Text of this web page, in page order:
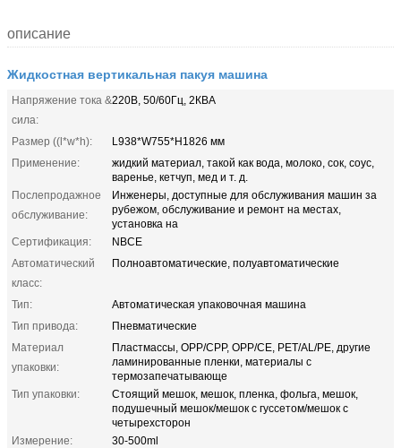
описание
Жидкостная вертикальная пакуя машина
Напряжение тока &
сила:
220В, 50/60Гц, 2КВА
Размер ((l*w*h):
L938*W755*H1826 мм
Применение:
жидкий материал, такой как вода, молоко, сок, соус,
варенье, кетчуп, мед и т. д.
Послепродажное
обслуживание:
Инженеры, доступные для обслуживания машин за
рубежом, обслуживание и ремонт на местах,
установка на
Сертификация:
NBCE
Автоматический
класс:
Полноавтоматические, полуавтоматические
Тип:
Автоматическая упаковочная машина
Тип привода:
Пневматические
Материал
упаковки:
Пластмассы, OPP/CPP, OPP/CE, PET/AL/PE, другие
ламинированные пленки, материалы с
термозапечатывающе
Тип упаковки:
Стоящий мешок, мешок, пленка, фольга, мешок,
подушечный мешок/мешок с гуссетом/мешок с
четырехсторон
Измерение:
30-500ml